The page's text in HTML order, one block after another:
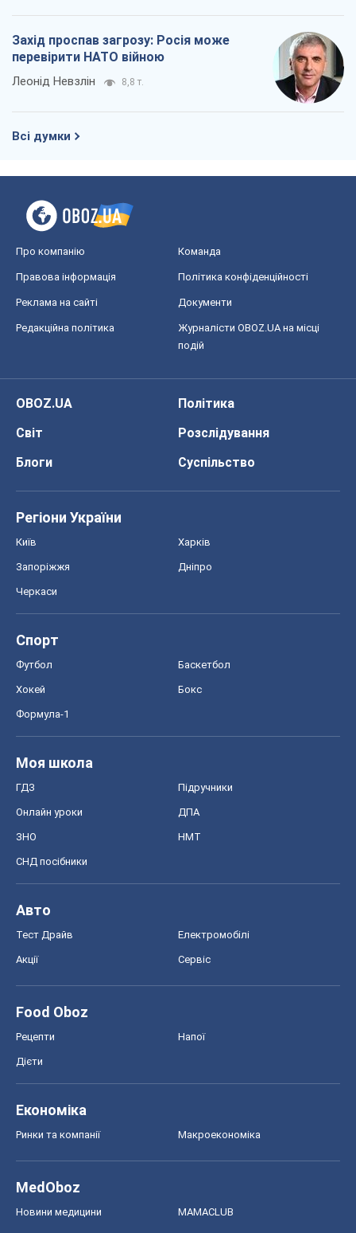
Захід проспав загрозу: Росія може
перевірити НАТО війною
Леонід Невзлін 8,8 т.
Всі думки
Про компанію Команда
Правова інформація Політика конфіденційності
Реклама на сайті Документи
Редакційна політика
Журналісти OBOZ.UA на місці
подій
OBOZ.UA
Політика
Світ
Розслідування
Блоги
Суспільство
Регіони України
Київ Харків
Запоріжжя Дніпро
Черкаси
Спорт
Футбол Баскетбол
Хокей Бокс
Формула-1
Моя школа
ГДЗ Підручники
Онлайн уроки ДПА
ЗНО НМТ
СНД посібники
Авто
Тест Драйв Електромобілі
Акції Сервіс
Food Oboz
Рецепти Напої
Дієти
Економіка
Ринки та компанії Макроекономіка
MedOboz
Новини медицини MAMACLUB